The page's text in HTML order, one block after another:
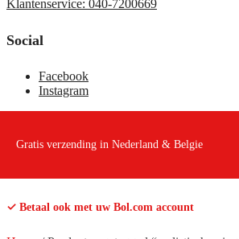
Klantenservice: 040-7200669
Social
Facebook
Instagram
Gratis verzending in Nederland & Belgie
✓ Betaal ook met uw Bol.com account